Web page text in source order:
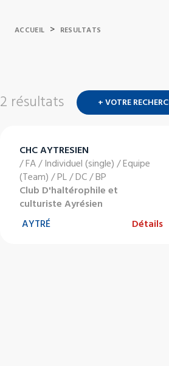
ACCUEIL > RESULTATS
2 résultats + VOTRE
CHC AYTRESIEN
/ FA / Individuel (single) / Equipe
(Team) / PL / DC / BP
Club D'haltérophile et
culturiste Ayrésien
AYTRÉ
Détails